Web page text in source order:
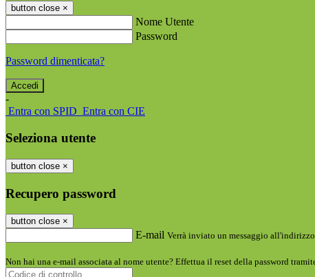
button close ×
Nome Utente
Password
Password dimenticata?
-
Entra con SPID Entra con CIE
Seleziona utente
button close ×
Recupero password
button close ×
E-mail Verrà inviato un messaggio
Non hai una e-mail associata al nome utente? Effettua il reset della password